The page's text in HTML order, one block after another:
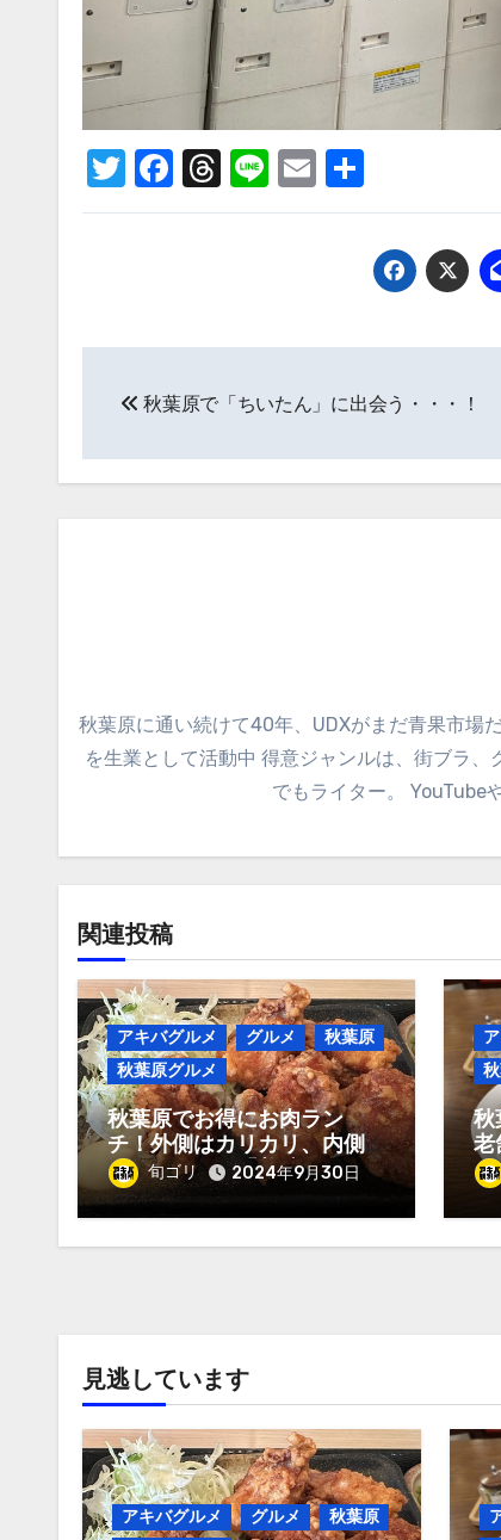
Twitter
Facebook
Threads
LineEmail
有
ナ
ョ
ン
秋葉原で「ちいたん」に出会う・・・！
秋葉原に通い続けて40年、UDXがまだ青果市場
を生業として活動中 得意ジャンルは、街ブラ
でもライター。 YouTube
関連投稿
アキバグルメ グルメ
秋葉原
秋葉原グルメ
秋葉原でお得にお肉ラン
チ！外側はカリカリ、内側
はジューシー「美味しいお
肉のお店 やまの」唐揚げ
定食980円！
旬ゴリ 2024年9月30日
秋
老
ル
見逃しています
アキバグルメ グルメ 秋葉原